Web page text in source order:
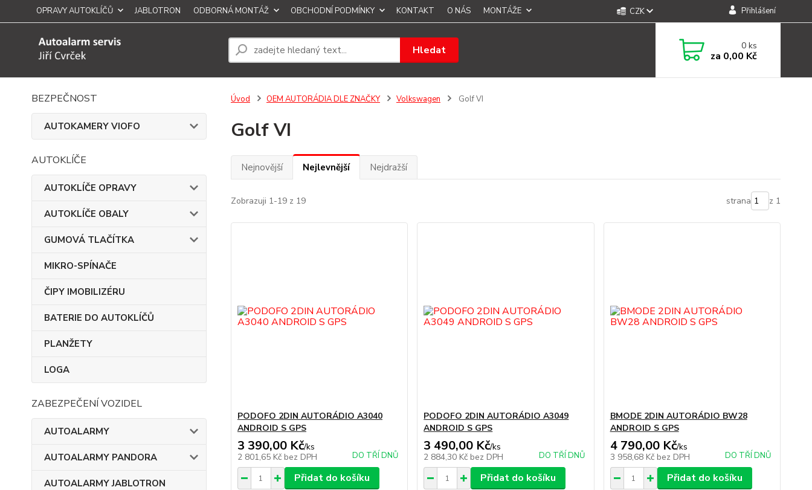
OPRAVY AUTOKLÍČŮ JABLOTRON ODBORNÁ MONTÁŽ OBCHODNÍ PODMÍNKY KONTAKT O NÁS MONTÁŽE CZK Přihlášení
Hledat 0ks
za 0,00 Kč
BEZPEČNOST
AUTOKAMERY VIOFO
AUTOKLÍČE
AUTOKLÍČE OPRAVY
AUTOKLÍČE OBALY
GUMOVÁ TLAČÍTKA
MIKRO-SPÍNAČE
ČIPY IMOBILIZÉRU
BATERIE DO AUTOKLÍČŮ
PLANŽETY
LOGA
ZABEZPEČENÍ VOZIDEL
AUTOALARMY
AUTOALARMY PANDORA
AUTOALARMY JABLOTRON
Úvod OEM AUTORÁDIA DLE ZNAČKY Volkswagen Golf VI
Golf VI
Nejnovější Nejlevnější Nejdražší
Zobrazuji 1-19 z 19 strana z 1
PODOFO 2DIN AUTORÁDIO A3040
ANDROID S GPS
3 390,00 Kč/ks
2 801,65 Kč bez DPH DO TŘÍ DNŮ
Přidat do košíku
PODOFO 2DIN AUTORÁDIO A3049
ANDROID S GPS
3 490,00 Kč/ks
2 884,30 Kč bez DPH DO TŘÍ DNŮ
Přidat do košíku
BMODE 2DIN AUTORÁDIO BW28
ANDROID S GPS
4 790,00 Kč/ks
3 958,68 Kč bez DPH DO TŘÍ DNŮ
Přidat do košíku